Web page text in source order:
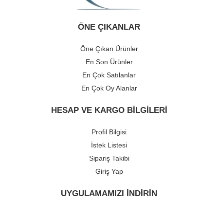
ÖNE ÇIKANLAR
Öne Çıkan Ürünler
En Son Ürünler
En Çok Satılanlar
En Çok Oy Alanlar
HESAP VE KARGO BILGILERI
Profil Bilgisi
İstek Listesi
Sipariş Takibi
Giriş Yap
UYGULAMAMIZI INDIRIN